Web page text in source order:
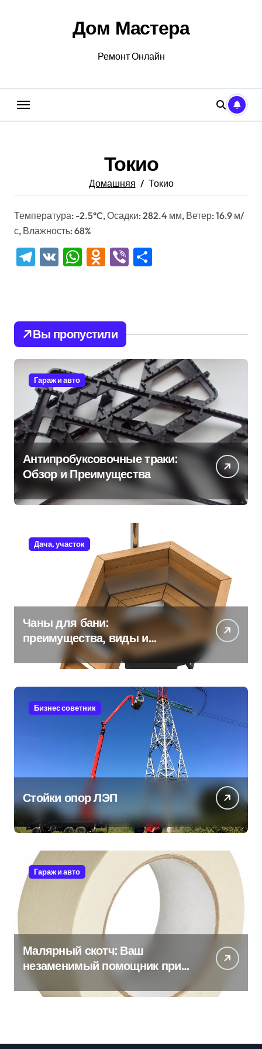
Дом Мастера
Ремонт Онлайн
Токио
Домашняя Токио
Температура: -2.5°C, Осадки: 282.4 мм, Ветер: 16.9 м/
с, Влажность: 68%
Telegram
VK WhatsApp
Odnoklassniki
Viber
Вы пропустили
Гараж и авто
Антипробуксовочные траки:
Обзор и Преимущества
Дача, участок
Чаны для бани:
преимущества, виды и
особенности использования
Бизнес советник
Стойки опор ЛЭП
Гараж и авто
Малярный скотч: Ваш
незаменимый помощник при